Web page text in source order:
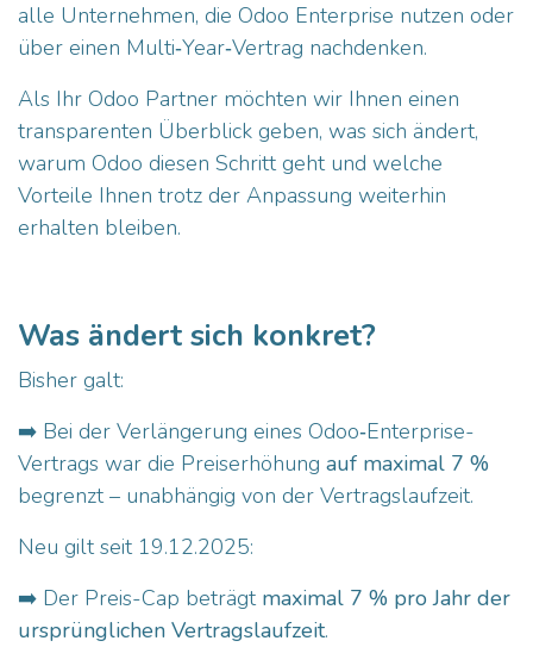
alle Unternehmen, die Odoo Enterprise nutzen oder
über einen Multi‑Year‑Vertrag nachdenken.
Als Ihr Odoo Partner möchten wir Ihnen einen
transparenten Überblick geben, was sich ändert,
warum Odoo diesen Schritt geht und welche
Vorteile Ihnen trotz der Anpassung weiterhin
erhalten bleiben.
Was ändert sich konkret?
Bisher galt:
➡️ Bei der Verlängerung eines Odoo‑Enterprise-
Vertrags war die Preiserhöhung auf maximal 7 %
begrenzt – unabhängig von der Vertragslaufzeit.
Neu gilt seit 19.12.2025:
➡️ Der Preis-Cap beträgt maximal 7 % pro Jahr der
ursprünglichen Vertragslaufzeit.